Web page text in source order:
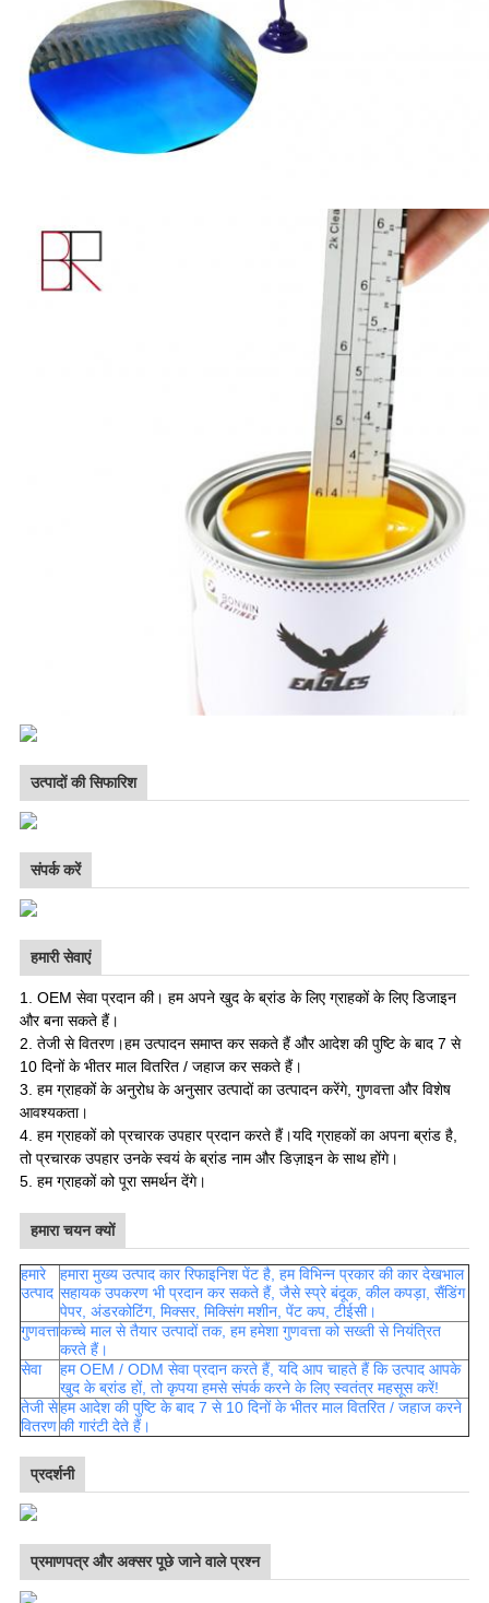
उत्पादों की सिफारिश
संपर्क करें
हमारी सेवाएं
1. OEM सेवा प्रदान की। हम अपने खुद के ब्रांड के लिए ग्राहकों के लिए डिजाइन
और बना सकते हैं।
2. तेजी से वितरण।हम उत्पादन समाप्त कर सकते हैं और आदेश की पुष्टि के बाद 7 से
10 दिनों के भीतर माल वितरित / जहाज कर सकते हैं।
3. हम ग्राहकों के अनुरोध के अनुसार उत्पादों का उत्पादन करेंगे, गुणवत्ता और विशेष
आवश्यकता।
4. हम ग्राहकों को प्रचारक उपहार प्रदान करते हैं।यदि ग्राहकों का अपना ब्रांड है,
तो प्रचारक उपहार उनके स्वयं के ब्रांड नाम और डिज़ाइन के साथ होंगे।
5. हम ग्राहकों को पूरा समर्थन देंगे।
हमारा चयन क्यों
हमारे
उत्पाद
हमारा मुख्य उत्पाद कार रिफाइनिश पेंट है, हम विभिन्न प्रकार की कार देखभाल
सहायक उपकरण भी प्रदान कर सकते हैं, जैसे स्प्रे बंदूक, कील कपड़ा, सैंडिंग
पेपर, अंडरकोटिंग, मिक्सर, मिक्सिंग मशीन, पेंट कप, टीईसी।
गुणवत्ताकच्चे माल से तैयार उत्पादों तक, हम हमेशा गुणवत्ता को सख्ती से नियंत्रित
करते हैं।
सेवा
हम OEM / ODM सेवा प्रदान करते हैं, यदि आप चाहते हैं कि उत्पाद आपके
खुद के ब्रांड हों, तो कृपया हमसे संपर्क करने के लिए स्वतंत्र महसूस करें!
तेजी से
वितरण
हम आदेश की पुष्टि के बाद 7 से 10 दिनों के भीतर माल वितरित / जहाज करने
की गारंटी देते हैं।
प्रदर्शनी
प्रमाणपत्र और अक्सर पूछे जाने वाले प्रश्न